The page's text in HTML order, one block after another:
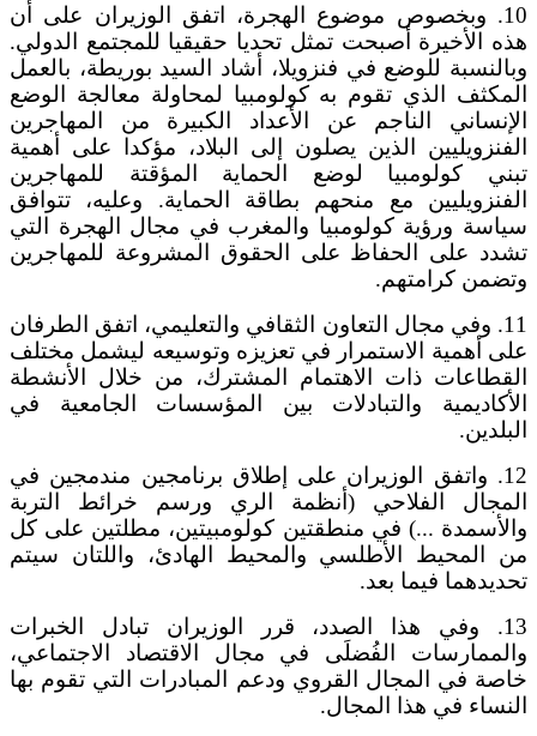
10. وبخصوص موضوع الهجرة، اتفق الوزيران على أن
هذه الأخيرة أصبحت تمثل تحديا حقيقيا للمجتمع الدولي.
وبالنسبة للوضع في فنزويلا، أشاد السيد بوريطة، بالعمل
المكثف الذي تقوم به كولومبيا لمحاولة معالجة الوضع
الإنساني الناجم عن الأعداد الكبيرة من المهاجرين
الفنزويليين الذين يصلون إلى البلاد، مؤكدا على أهمية
تبني كولومبيا لوضع الحماية المؤقتة للمهاجرين
الفنزويليين مع منحهم بطاقة الحماية. وعليه، تتوافق
سياسة ورؤية كولومبيا والمغرب في مجال الهجرة التي
تشدد على الحفاظ على الحقوق المشروعة للمهاجرين
وتضمن كرامتهم.
11. وفي مجال التعاون الثقافي والتعليمي، اتفق الطرفان
على أهمية الاستمرار في تعزيزه وتوسيعه ليشمل مختلف
القطاعات ذات الاهتمام المشترك، من خلال الأنشطة
الأكاديمية والتبادلات بين المؤسسات الجامعية في
البلدين.
12. واتفق الوزيران على إطلاق برنامجين مندمجين في
المجال الفلاحي (أنظمة الري ورسم خرائط التربة
والأسمدة ...) في منطقتين كولومبيتين، مطلتين على كل
من المحيط الأطلسي والمحيط الهادئ، واللتان سيتم
تحديدهما فيما بعد.
13. وفي هذا الصدد، قرر الوزيران تبادل الخبرات
والممارسات الفُضلَى في مجال الاقتصاد الاجتماعي،
خاصة في المجال القروي ودعم المبادرات التي تقوم بها
النساء في هذا المجال.